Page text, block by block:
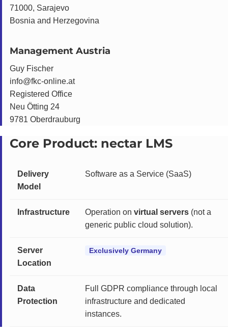
71000, Sarajevo
Bosnia and Herzegovina
Management Austria
Guy Fischer
info@fkc-online.at
Registered Office
Neu Ötting 24
9781 Oberdrauburg
Core Product: nectar LMS
Delivery
Model
Software as a Service (SaaS)
Infrastructure Operation on virtual servers (not a
generic public cloud solution).
Server
Location
Exclusively Germany
Data
Protection
Full GDPR compliance through local
infrastructure and dedicated
instances.